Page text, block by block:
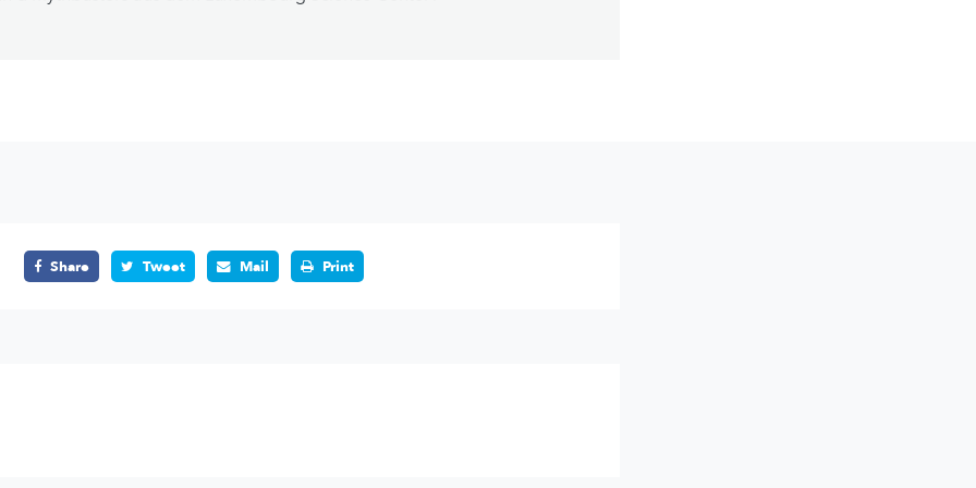
Share Tweet Mail Print